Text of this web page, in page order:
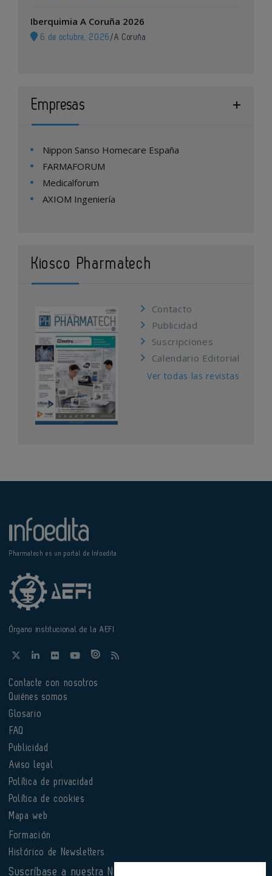
Iberquimia A Coruña 2026
6 de octubre, 2026 /A Coruña
Empresas
Nippon Sanso Homecare España
FARMAFORUM
Medicalforum
AXIOM Ingeniería
Kiosco Pharmatech
Contacto
Publicidad
Suscripciones
Calendario Editorial
Ver todas las revistas
Pharmatech es un portal de Infoedita
Órgano institucional de la AEFI
Contacte con nosotros
Quiénes somos
Glosario
FAQ
Publicidad
Aviso legal
Política de privacidad
Política de cookies
Mapa web
Formación
Histórico de Newsletters
Suscríbase a nuestra Newsletter